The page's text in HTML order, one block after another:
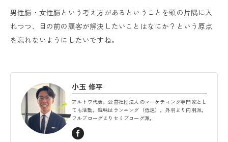
男性脳・女性脳という考え方があるということを頭の片隅に入
れつつ、目の前の顧客が解決したいことはなにか？という原点
を忘れないようにしたいですね。
小玉 修平
アルトワ代表。公益社団法人のマーケティング専門家とし
ても活動。趣味はランニング（低速）。外羽より内羽派。
フルブローグよりセミブローグ派。